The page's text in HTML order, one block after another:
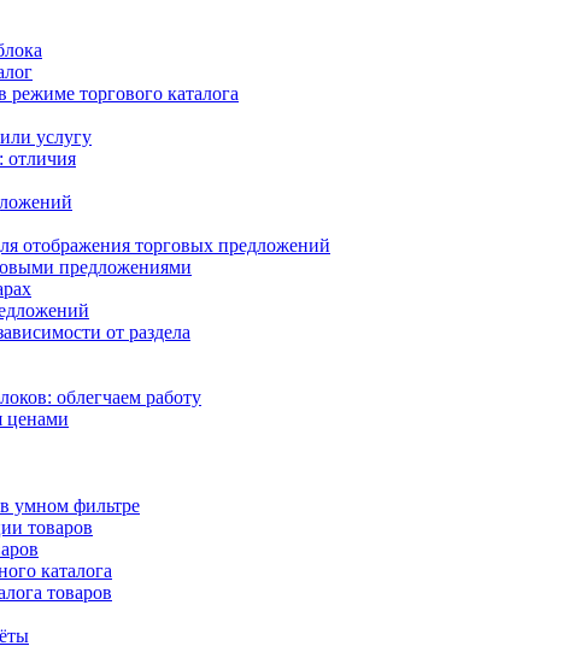
торгового каталога
услугу
отличия
отображения торговых предложений
предложениями
от раздела
облегчаем работу
ценами
умном фильтре
товаров
каталога
товаров